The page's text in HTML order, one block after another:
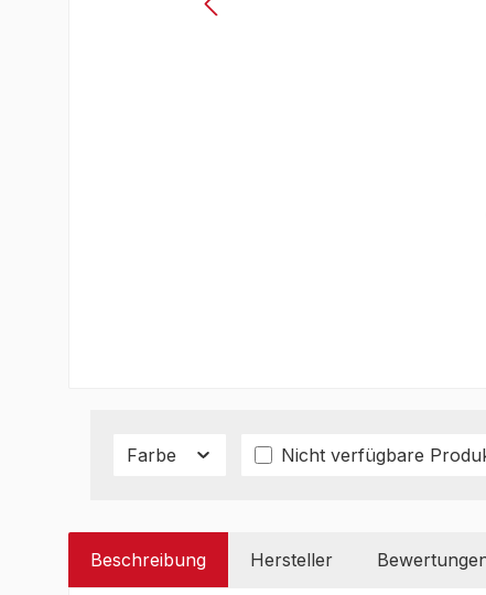
Farbe Nicht verfügbare
Beschreibung Hersteller